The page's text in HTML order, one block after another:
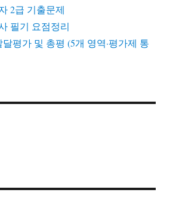
2급 기출문제
필기 요점정리
평가 및 총평 (5개 영역·평가제 통